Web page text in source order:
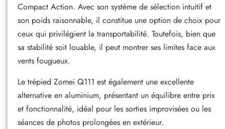
Compact Action. Avec son système de sélection intuitif et
son poids raisonnable, il constitue une option de choix pour
ceux qui privilégient la transportabilité. Toutefois, bien que
sa stabilité soit louable, il peut montrer ses limites face aux
vents fougueux.
Le trépied Zomei Q111 est également une excellente
alternative en aluminium, présentant un équilibre entre prix
et fonctionnalité, idéal pour les sorties improvisées ou les
séances de photos prolongées en extérieur.